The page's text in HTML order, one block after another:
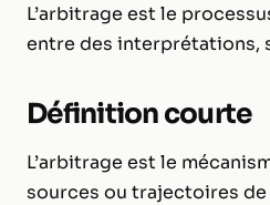
L’arbitrage est le
entre des interprétations,
Définition courte
L’arbitrage est le
sources ou trajectoires